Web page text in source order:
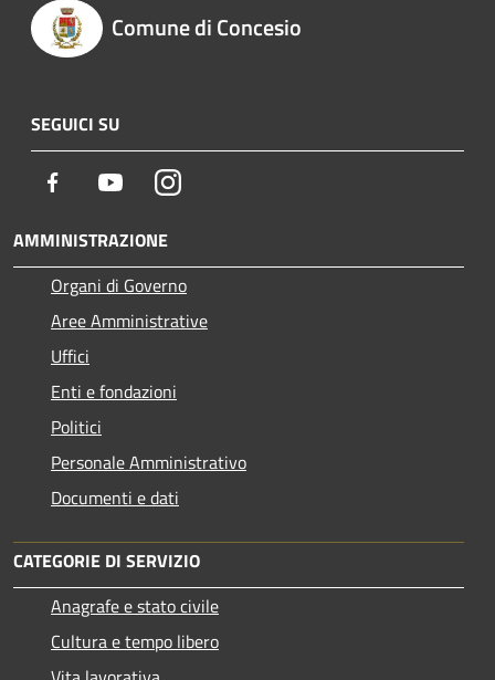
Comune di Concesio
SEGUICI SU
Facebook YoutubeInstagram
AMMINISTRAZIONE
Organi di Governo
Aree Amministrative
Uffici
Enti e fondazioni
Politici
Personale Amministrativo
Documenti e dati
CATEGORIE DI SERVIZIO
Anagrafe e stato civile
Cultura e tempo libero